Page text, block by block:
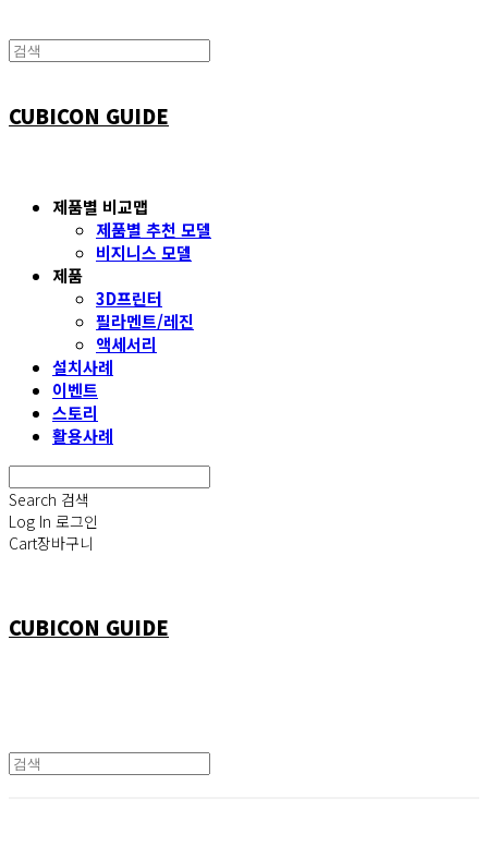
CUBICON GUIDE
제품별 비교맵
제품별 추천 모델
비지니스 모델
제품
3D프린터
필라멘트/레진
액세서리
설치사례
이벤트
스토리
활용사례
Search 검색
Log In 로그인
Cart장바구니
CUBICON GUIDE